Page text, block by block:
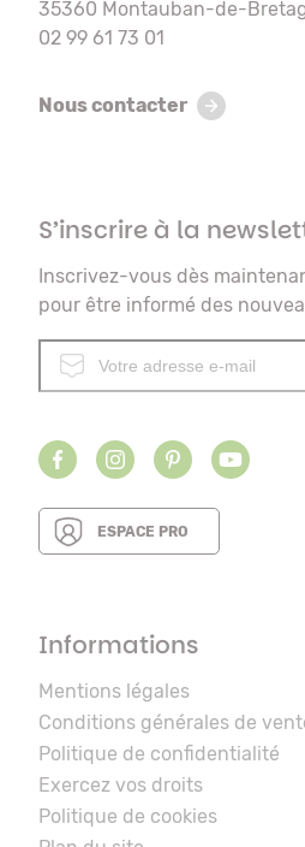
35360 Montauban-de-
02 99 61 73 01
Nous contacter
S’inscrire à la
Inscrivez-vous dès
pour être informé des
ESPACE PRO
Informations
Mentions légales
Conditions générales de
Politique de confidentialité
Exercez vos droits
Politique de cookies